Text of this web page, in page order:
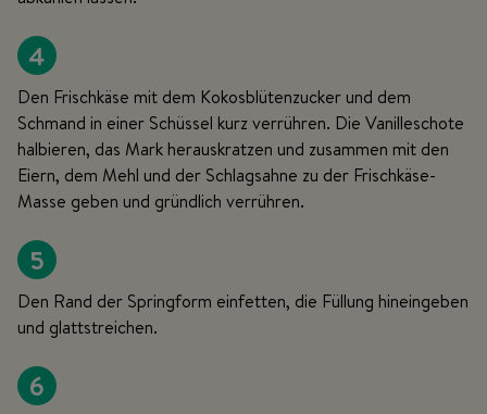
4
Den Frischkäse mit dem Kokosblütenzucker und dem
Schmand in einer Schüssel kurz verrühren. Die Vanilleschote
halbieren, das Mark herauskratzen und zusammen mit den
Eiern, dem Mehl und der Schlagsahne zu der Frischkäse-
Masse geben und gründlich verrühren.
5
Den Rand der Springform einfetten, die Füllung hineingeben
und glattstreichen.
6